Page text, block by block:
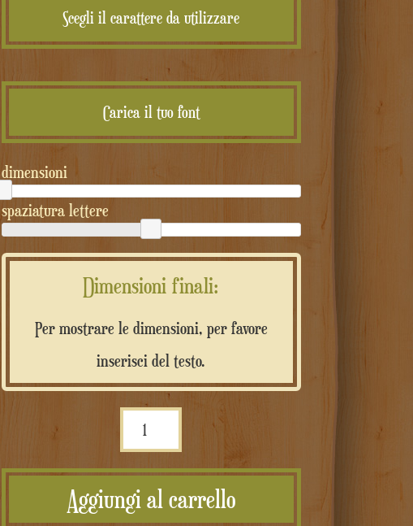
Scegli il carattere da utilizzare
Carica il tuo font
dimensioni
spaziatura lettere
Dimensioni finali:
Per mostrare le dimensioni, per favore
inserisci del testo.
in
legno
massello
personalizzata
Aggiungi al carrello